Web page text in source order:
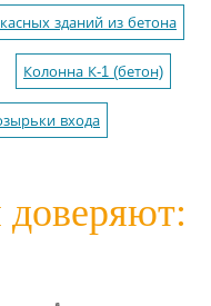
зданий из бетона
Колонна К-1 (бетон)
входа